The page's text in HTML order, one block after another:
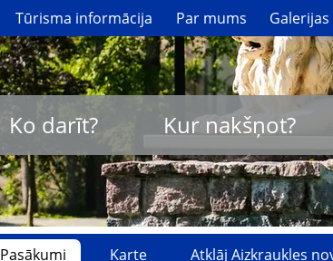
Tūrisma informācija Par mums Galerijas
Ko darīt? Kur nakšņot?
Pasākumi Karte Atklāj Aizkraukles